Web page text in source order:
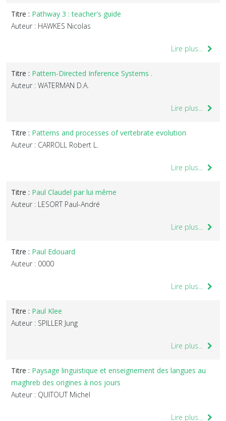
Titre : Pathway 3 : teacher's guide
Auteur : HAWKES Nicolas
Lire plus...
Titre : Pattern-Directed Inference Systems .
Auteur : WATERMAN D.A.
Lire plus...
Titre : Patterns and processes of vertebrate evolution
Auteur : CARROLL Robert L.
Lire plus...
Titre : Paul Claudel par lui même
Auteur : LESORT Paul-André
Lire plus...
Titre : Paul Edouard
Auteur : 0000
Lire plus...
Titre : Paul Klee
Auteur : SPILLER Jung
Lire plus...
Titre : Paysage linguistique et enseignement des langues au
maghreb des origines à nos jours
Auteur : QUITOUT Michel
Lire plus...